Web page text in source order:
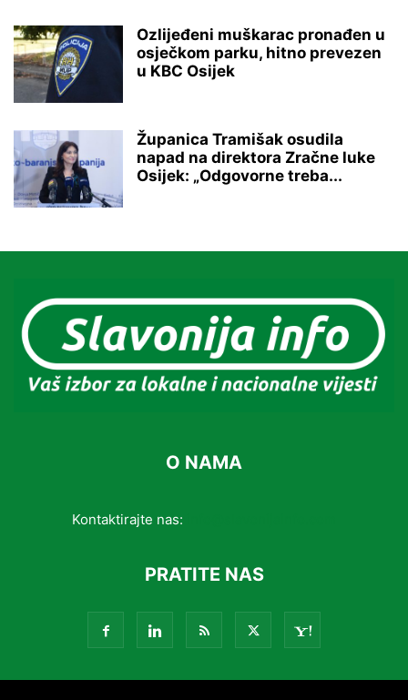
Ozlijeđeni muškarac pronađen u
osječkom parku, hitno prevezen
u KBC Osijek
Županica Tramišak osudila
napad na direktora Zračne luke
Osijek: „Odgovorne treba...
O NAMA
Kontaktirajte nas:
PRATITE NAS